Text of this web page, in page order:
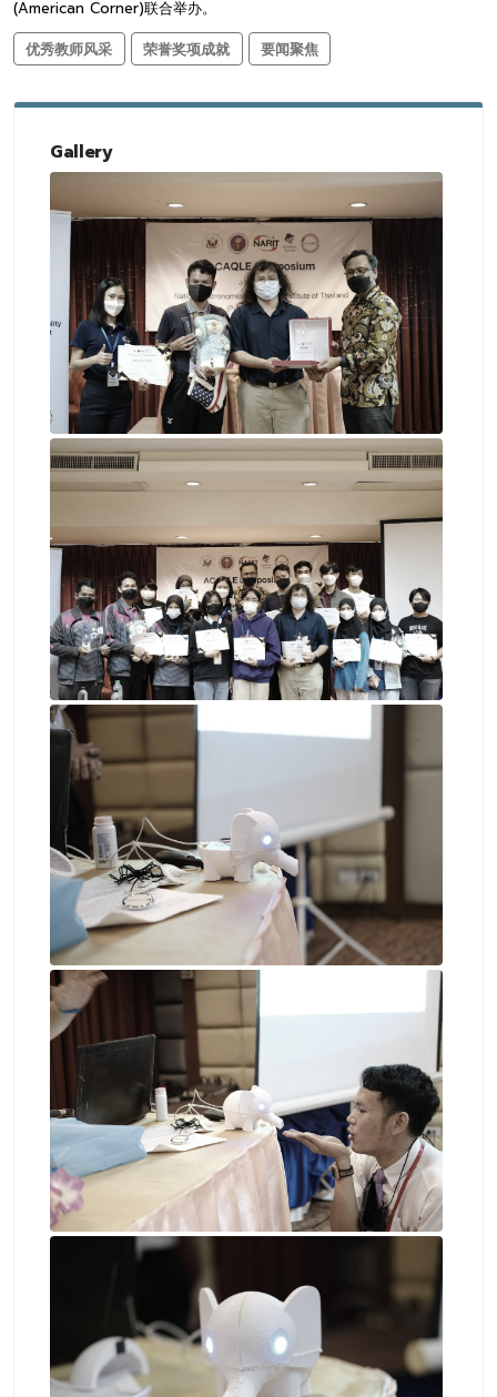
(American Corner)联合举办。
优秀教师风采
荣誉奖项成就 要闻聚焦
Gallery